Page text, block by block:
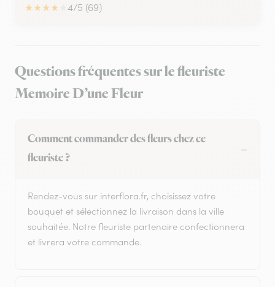
★★★★ 4/5 (69)
Questions fréquentes sur le fleuriste
Memoire D’une Fleur
Comment commander des fleurs chez ce
fleuriste ?
Rendez-vous sur interflora.fr, choisissez votre
bouquet et sélectionnez la livraison dans la ville
souhaitée. Notre fleuriste partenaire confectionnera
et livrera votre commande.